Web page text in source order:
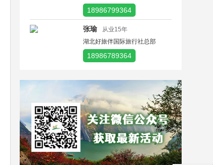
18986799364
张瑜
从业15年
湖北好旅伴国际旅行社总部
18986789364